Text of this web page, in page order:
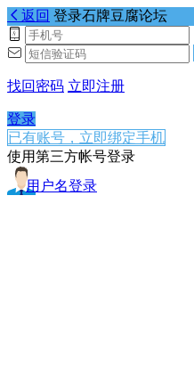
返回 登录石牌豆腐论坛
找回密码 立即注册
登录
已有账号，立即绑定手机
使用第三方帐号登录
用户名登录